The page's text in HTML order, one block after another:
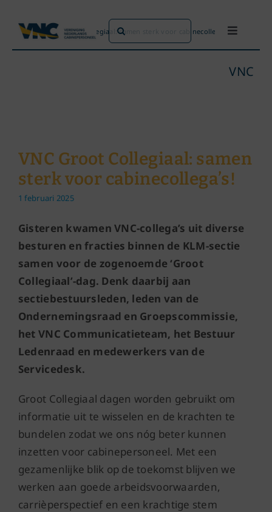
naar
inhoud
Toggle
Maatschappijen
Word lid!
Zoeken
naar:
Home» VNC Groot Collegiaal: samen sterk voor cabinecollega’s!
VNC
VNC Groot Collegiaal: samen
sterk voor cabinecollega’s!
1 februari 2025
Gisteren kwamen VNC-collega’s uit diverse
besturen en fracties binnen de KLM-sectie
samen voor de zogenoemde ‘Groot
Collegiaal’-dag. Denk daarbij aan
sectiebestuursleden, leden van de
Ondernemingsraad en Groepscommissie,
het VNC Communicatieteam, het Bestuur
Ledenraad en medewerkers van de
Servicedesk.
Groot Collegiaal dagen worden gebruikt om
informatie uit te wisselen en de krachten te
bundelen zodat we ons nóg beter kunnen
inzetten voor cabinepersoneel. Met een
gezamenlijke blik op de toekomst blijven we
werken aan goede arbeidsvoorwaarden,
carrièperspectief en een krachtige stem